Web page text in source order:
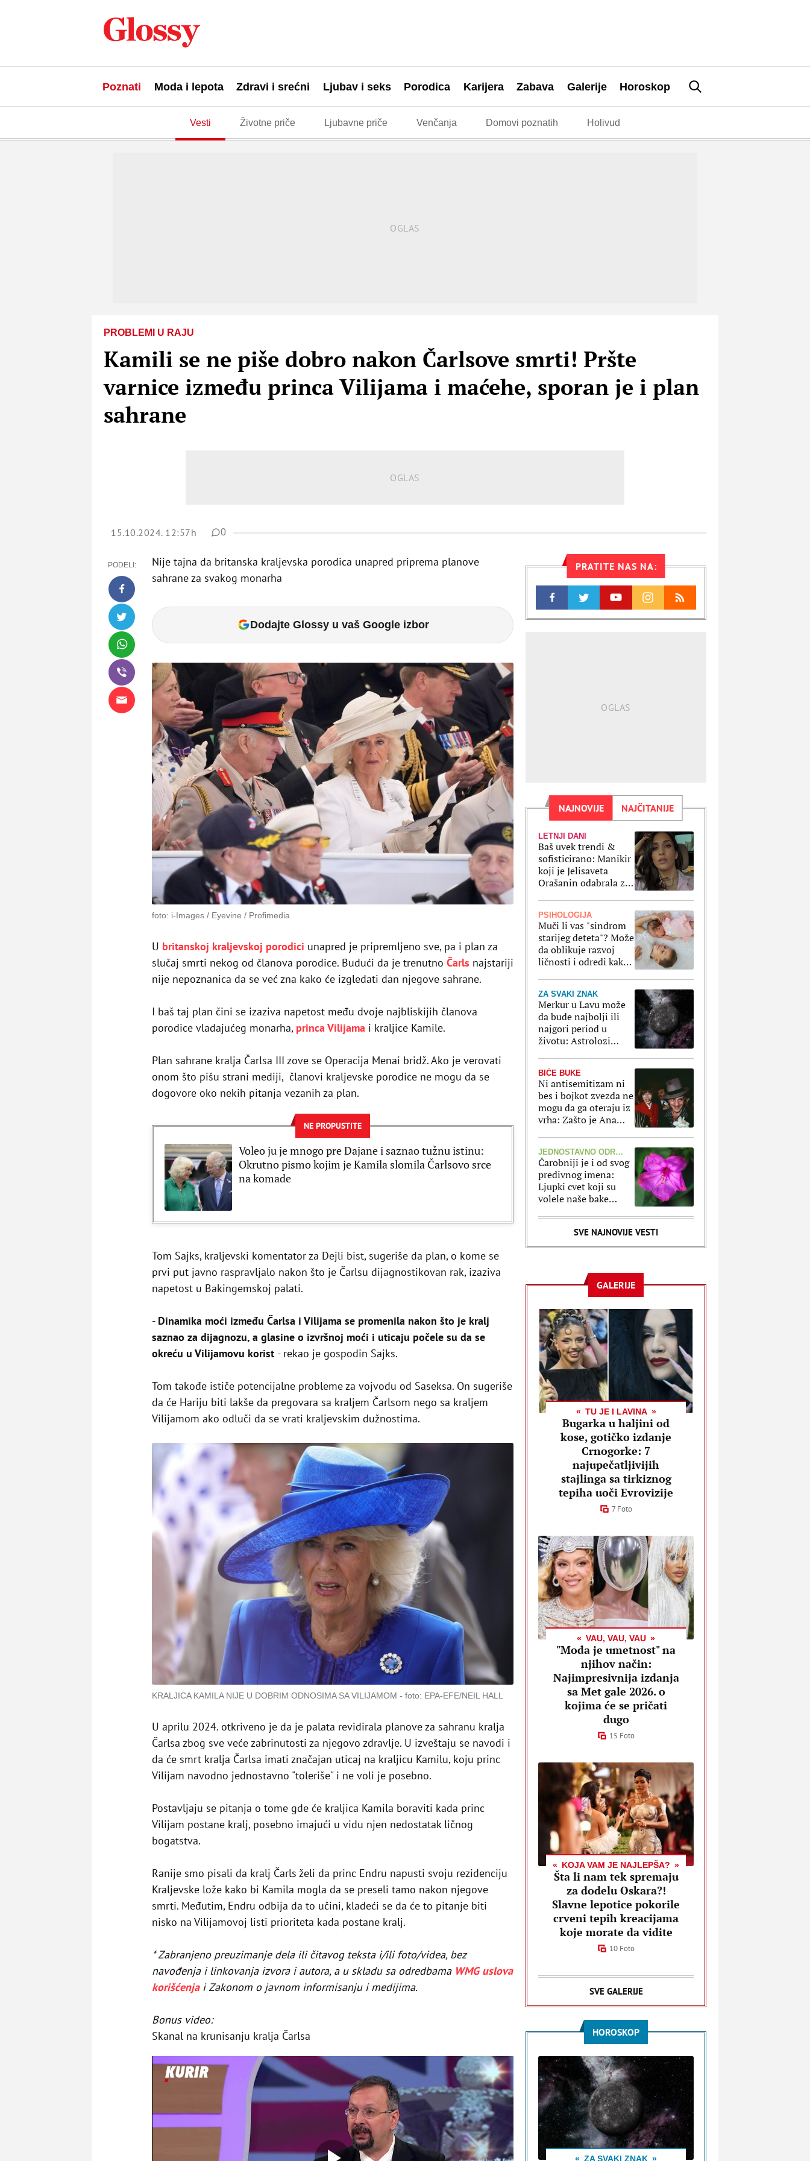
Poznati Moda i lepota Zdravi i srećni Ljubav i seks Porodica Karijera Zabava Galerije Horoskop
Vesti Životne priče Ljubavne priče Venčanja Domovi poznatih Holivud
PROBLEMI U RAJU
Kamili se ne piše dobro nakon Čarlsove smrti! Pršte
varnice između princa Vilijama i maćehe, sporan je i plan
sahrane
15.10.2024. 12:57h 0
PODELI:
Nije tajna da britanska kraljevska porodica unapred priprema planove
sahrane za svakog monarha
Dodajte Glossy u vaš Google izbor
foto: i-Images / Eyevine / Profimedia
U britanskoj kraljevskoj porodici unapred je pripremljeno sve, pa i plan za
slučaj smrti nekog od članova porodice. Budući da je trenutno Čarls najstariji
nije nepoznanica da se već zna kako će izgledati dan njegove sahrane.
I baš taj plan čini se izaziva napetost među dvoje najbliskijih članova
porodice vladajućeg monarha, princa Vilijama i kraljice Kamile.
Plan sahrane kralja Čarlsa III zove se Operacija Menai bridž. Ako je verovati
onom što pišu strani mediji, članovi kraljevske porodice ne mogu da se
dogovore oko nekih pitanja vezanih za plan.
NE PROPUSTITE
Voleo ju je mnogo pre Dajane i saznao tužnu istinu:
Okrutno pismo kojim je Kamila slomila Čarlsovo srce
na komade
Tom Sajks, kraljevski komentator za Dejli bist, sugeriše da plan, o kome se
prvi put javno raspravljalo nakon što je Čarlsu dijagnostikovan rak, izaziva
napetost u Bakingemskoj palati.
- Dinamika moći između Čarlsa i Vilijama se promenila nakon što je kralj
saznao za dijagnozu, a glasine o izvršnoj moći i uticaju počele su da se
okreću u Vilijamovu korist - rekao je gospodin Sajks.
Tom takođe ističe potencijalne probleme za vojvodu od Saseksa. On sugeriše
da će Hariju biti lakše da pregovara sa kraljem Čarlsom nego sa kraljem
Vilijamom ako odluči da se vrati kraljevskim dužnostima.
KRALJICA KAMILA NIJE U DOBRIM ODNOSIMA SA VILIJAMOM foto: EPA-EFE/NEIL HALL
U aprilu 2024. otkriveno je da je palata revidirala planove za sahranu kralja
Čarlsa zbog sve veće zabrinutosti za njegovo zdravlje. U izveštaju se navodi i
da će smrt kralja Čarlsa imati značajan uticaj na kraljicu Kamilu, koju princ
Vilijam navodno jednostavno "toleriše" i ne voli je posebno.
Postavljaju se pitanja o tome gde će kraljica Kamila boraviti kada princ
Vilijam postane kralj, posebno imajući u vidu njen nedostatak ličnog
bogatstva.
Ranije smo pisali da kralj Čarls želi da princ Endru napusti svoju rezidenciju
Kraljevske lože kako bi Kamila mogla da se preseli tamo nakon njegove
smrti. Međutim, Endru odbija da to učini, kladeći se da će to pitanje biti
nisko na Vilijamovoj listi prioriteta kada postane kralj.
* Zabranjeno preuzimanje dela ili čitavog teksta i/ili foto/videa, bez
navođenja i linkovanja izvora i autora, a u skladu sa odredbama WMG uslova
korišćenja i Zakonom o javnom informisanju i medijima.
Bonus video:
Skanal na krunisanju kralja Čarlsa
PRATITE NAS NA:
NAJNOVIJE NAJČITANIJE
LETNJI DANI
Baš uvek trendi &
sofisticirano: Manikir
koji je Jelisaveta
Orašanin odabrala za
PSIHOLOGIJA
Muči li vas "sindrom
starijeg deteta"? Može
da oblikuje razvoj
ličnosti i odredi kako
ZA SVAKI ZNAK
Merkur u Lavu može
da bude najbolji ili
najgori period u
životu: Astrolozi
dobro
BIĆE BUKE
Ni antisemitizam ni
bes i bojkot zvezda ne
mogu da ga oteraju iz
vrha: Zašto je Ana
JEDNOSTAVNO ODRŽAVANJE
Čarobniji je i od svog
predivnog imena:
Ljupki cvet koji su
volele naše bake
sebi
SVE NAJNOVIJE VESTI
GALERIJE
TU JE I LAVINA
Bugarka u haljini od
kose, gotičko izdanje
Crnogorke: 7
najupečatljivijih
stajlinga sa tirkiznog
tepiha uoči Evrovizije
7 Foto
VAU, VAU, VAU
"Moda je umetnost" na
njihov način:
Najimpresivnija izdanja
sa Met gale 2026. o
kojima će se pričati
dugo
15 Foto
KOJA VAM JE NAJLEPŠA?
Šta li nam tek spremaju
za dodelu Oskara?!
Slavne lepotice pokorile
crveni tepih kreacijama
koje morate da vidite
10 Foto
SVE GALERIJE
HOROSKOP
ZA SVAKI ZNAK